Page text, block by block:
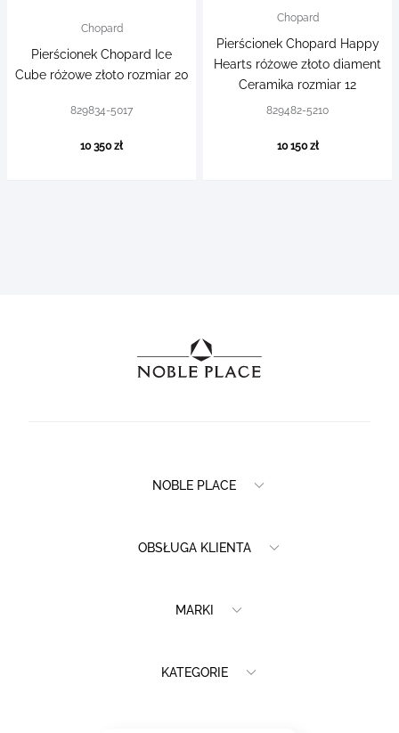
Chopard
Pierścionek Chopard Ice
Cube różowe złoto rozmiar 20
829834-5017
10 350 zł
Chopard
Pierścionek Chopard Happy
Hearts różowe złoto diament
Ceramika rozmiar 12
829482-5210
10 150 zł
NOBLE PLACE
OBSŁUGA KLIENTA
MARKI
KATEGORIE